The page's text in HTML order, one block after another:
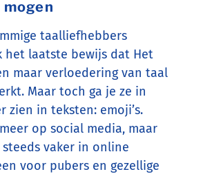
mogen
taalliefhebbers
het laatste bewijs dat Het
maar verloedering van taal
Maar toch ga je ze in
zien in teksten: emoji’s.
op social media, maar
vaker in online
voor pubers en gezellige